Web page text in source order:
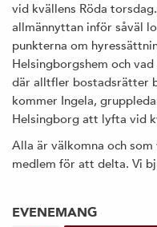
vid kvällens Röda
allmännyttan inför såväl
punkterna om
Helsingborgshem och
där alltfler bostadsrätter
kommer Ingela,
Helsingborg att lyfta vid
Alla är välkomna och
medlem för att delta. Vi
EVENEMANG